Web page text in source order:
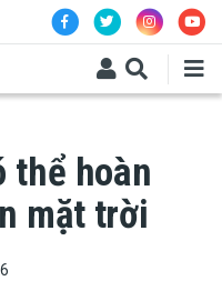
thể hoàn
mặt trời